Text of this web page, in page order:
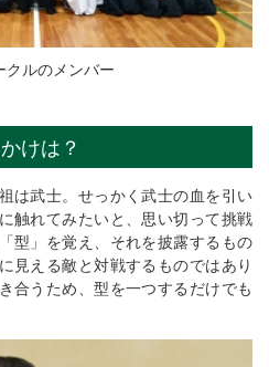
クルのメンバー
けは？
は武士。せっかく武士の血を引い
触れてみたいと、思い切って挑戦
型」を覚え、それを披露するもの
見える敵と対戦するものではあり
合うため、型を一つするだけでも